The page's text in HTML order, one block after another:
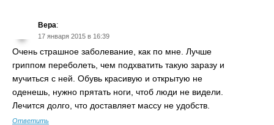
Вера:
17 января 2015 в 16:39
Очень страшное заболевание, как по мне. Лучше
гриппом переболеть, чем подхватить такую заразу и
мучиться с ней. Обувь красивую и открытую не
оденешь, нужно прятать ноги, чтоб люди не видели.
Лечится долго, что доставляет массу не удобств.
Ответить